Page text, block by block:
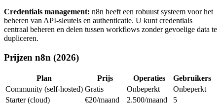
Credentials management: n8n heeft een robuust systeem voor het
beheren van API-sleutels en authenticatie. U kunt credentials
centraal beheren en delen tussen workflows zonder gevoelige data te
dupliceren.
Prijzen n8n (2026)
Plan Prijs Operaties
Gebruikers
Community (self-hosted) Gratis Onbeperkt
Onbeperkt
Starter (cloud)
€20/maand 2.500/maand 5